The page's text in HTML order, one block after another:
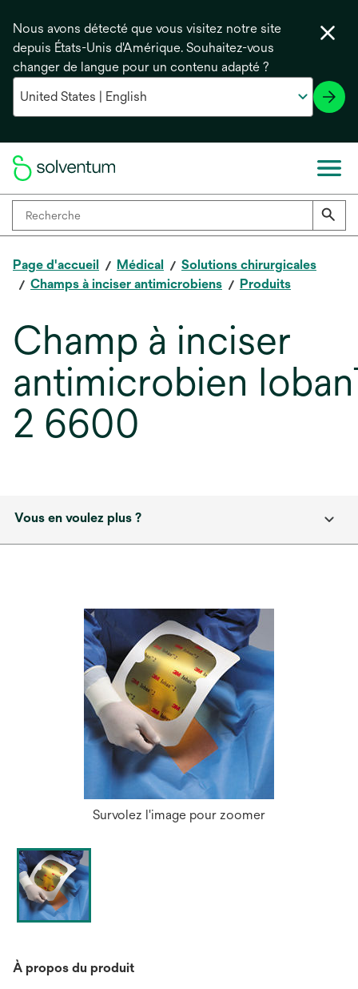
Nous avons détecté que vous visitez notre site
depuis États-Unis d'Amérique. Souhaitez-vous
changer de langue pour un contenu adapté ?
Page d'accueil Médical
Solutions chirurgicales
Champs à inciser antimicrobiens
Produits
Champ à inciser
antimicrobien
2 6600
Vous en voulez plus ?
Survolez l'image pour zoomer
À propos du produit